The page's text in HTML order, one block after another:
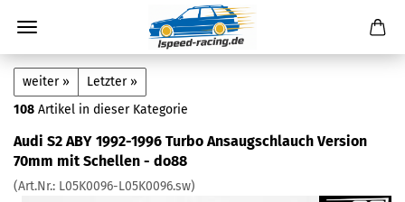
weiter »
Letzter »
108 Artikel in dieser Kategorie
Audi S2 ABY 1992-1996 Turbo Ansaugschlauch Version
70mm mit Schellen - do88
(Art.Nr.: L05K0096-L05K0096.sw)